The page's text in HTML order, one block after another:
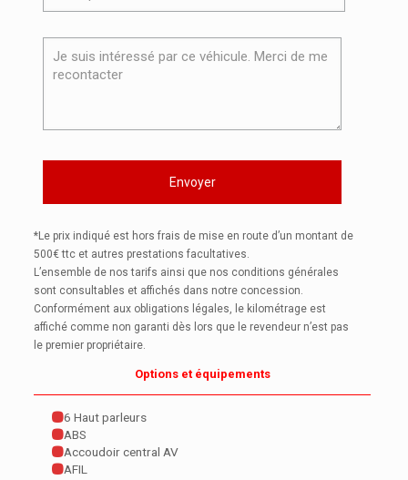
*Le prix indiqué est hors frais de mise en route d’un montant de
500€ ttc et autres prestations facultatives.
L’ensemble de nos tarifs ainsi que nos conditions générales
sont consultables et affichés dans notre concession.
Conformément aux obligations légales, le kilométrage est
affiché comme non garanti dès lors que le revendeur n’est pas
le premier propriétaire.
Options et équipements
6 Haut parleurs
ABS
Accoudoir central AV
AFIL